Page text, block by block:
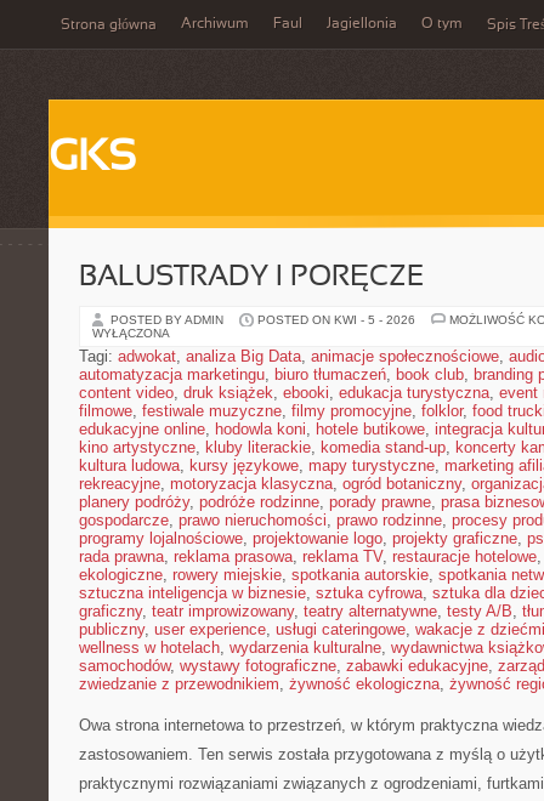
Strona główna Archiwum Faul Jagiellonia O tym Spis
GKS
BALUSTRADY I PORĘCZE
POSTED BY ADMIN POSTED ON KWI - 5 - 2026
MOŻLIWOŚĆ
WYŁĄCZONA
Tagi: adwokat, analiza Big Data, animacje społecznościowe,
automatyzacja marketingu, biuro tłumaczeń, book club, branding
content video, druk książek, ebooki, edukacja turystyczna, event
filmowe, festiwale muzyczne, filmy promocyjne, folklor, food
edukacyjne online, hodowla koni, hotele butikowe, integracja
kino artystyczne, kluby literackie, komedia stand-up, koncerty
kultura ludowa, kursy językowe, mapy turystyczne, marketing
rekreacyjne, motoryzacja klasyczna, ogród botaniczny,
planery podróży, podróże rodzinne, porady prawne, prasa
gospodarcze, prawo nieruchomości, prawo rodzinne, procesy
programy lojalnościowe, projektowanie logo, projekty graficzne,
rada prawna, reklama prasowa, reklama TV, restauracje hotelowe
ekologiczne, rowery miejskie, spotkania autorskie, spotkania
sztuczna inteligencja w biznesie, sztuka cyfrowa, sztuka dla
graficzny, teatr improwizowany, teatry alternatywne, testy A/B,
publiczny, user experience, usługi cateringowe, wakacje z dziećmi
wellness w hotelach, wydarzenia kulturalne, wydawnictwa
samochodów, wystawy fotograficzne, zabawki edukacyjne,
zwiedzanie z przewodnikiem, żywność ekologiczna, żywność
Owa strona internetowa to przestrzeń, w którym praktyczna
zastosowaniem. Ten serwis została przygotowana z myślą o
praktycznymi rozwiązaniami związanych z ogrodzeniami,